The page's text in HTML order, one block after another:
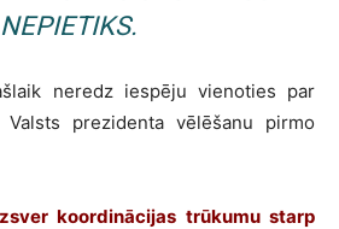
NEPIETIKS.
neredz iespēju vienoties par
prezidenta vēlēšanu pirmo
koordinācijas trūkumu starp